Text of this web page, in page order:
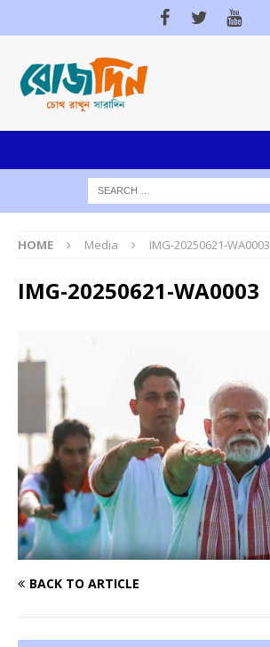
HOME Media IMG-20250621-WA0003
IMG-20250621-WA0003
BACK TO ARTICLE